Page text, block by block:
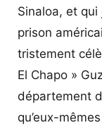
Sinaloa, et qui
prison
tristement
El Chapo »
département
qu’eux-